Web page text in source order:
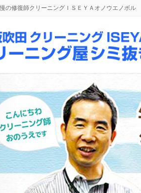
の修復師クリーニングＩＳＥＹＡオノウエノボル